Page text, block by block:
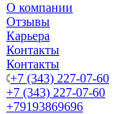
О компании
Отзывы
Карьера
Контакты
Контакты
+7 (343) 227-07-60
+7 (343) 227-07-60
+79193869696